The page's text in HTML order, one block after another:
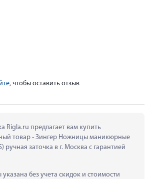
, чтобы оставить отзыв
Rigla.ru предлагает вам купить
товар - Зингер Ножницы маникюрные
ручная заточка в г. Москва с гарантией
без учета скидок и стоимости